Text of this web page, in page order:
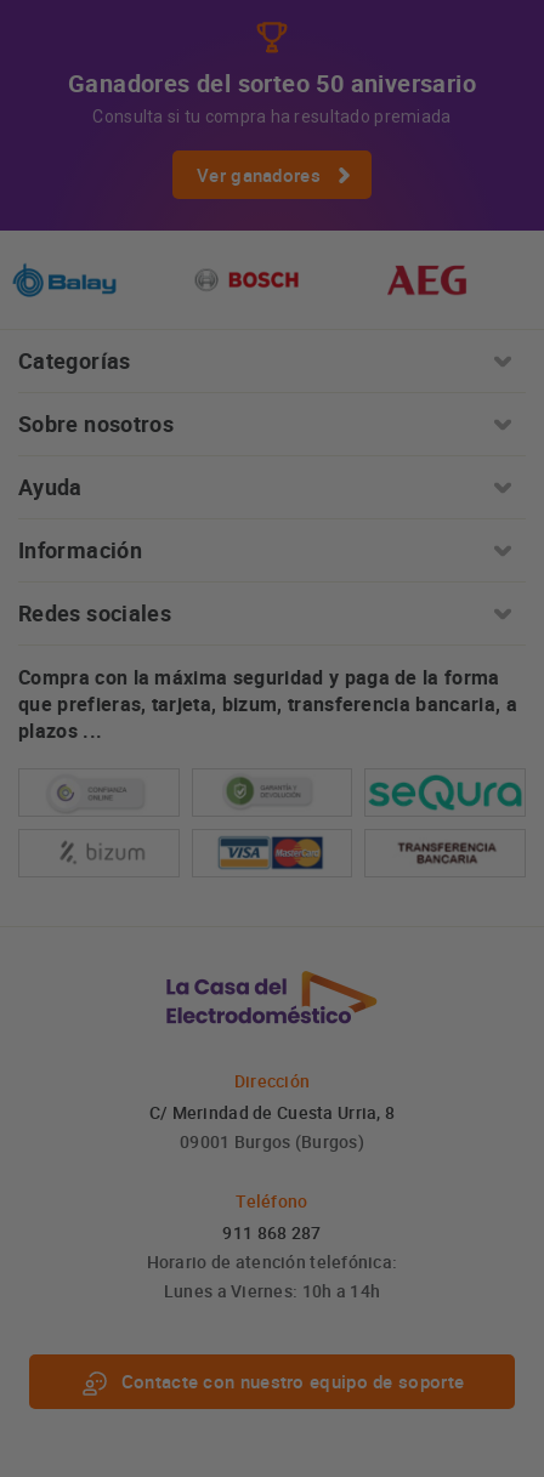
Ganadores del sorteo 50 aniversario
Consulta si tu compra ha resultado premiada
Ver ganadores
Categorías
Sobre nosotros
Ayuda
Información
Redes sociales
Compra con la máxima seguridad y paga de la forma
que prefieras, tarjeta, bizum, transferencia bancaria, a
plazos ...
Dirección
C/ Merindad de Cuesta Urria, 8
09001 Burgos (Burgos)
Teléfono
911 868 287
Horario de atención telefónica:
Lunes a Viernes: 10h a 14h
Contacte con nuestro equipo de soporte